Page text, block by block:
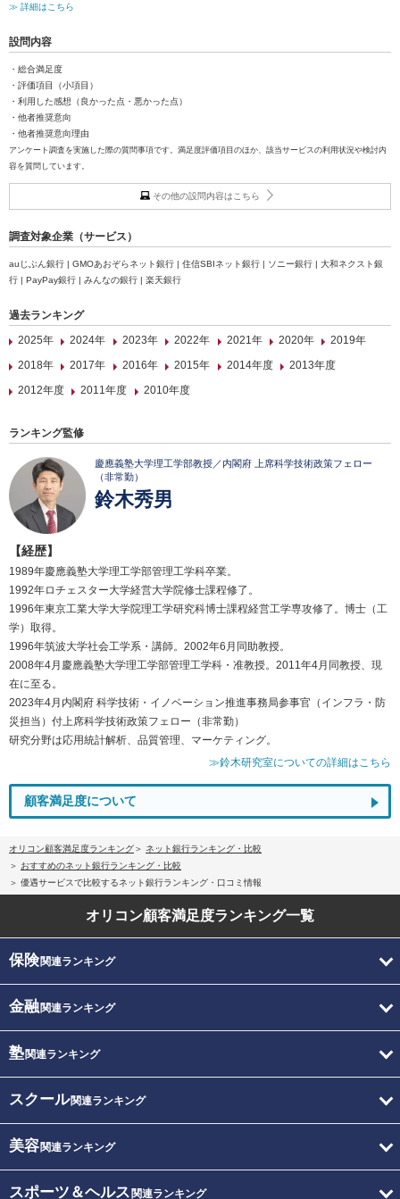
≫ 詳細はこちら
設問内容
・総合満足度
・評価項目（小項目）
・利用した感想（良かった点・悪かった点）
・他者推奨意向
・他者推奨意向理由
アンケート調査を実施した際の質問事項です。満足度評価項目のほか、該当サービスの利用状況や検討内
容を質問しています。
その他の設問内容はこちら
調査対象企業（サービス）
auじぶん銀行 | GMOあおぞらネット銀行 | 住信SBIネット銀行 | ソニー銀行 | 大和ネクスト銀
行 | PayPay銀行 | みんなの銀行 | 楽天銀行
過去ランキング
2025年
2024年 2023年 2022年 2021年 2020年
2019年
2018年
2017年 2016年 2015年 2014年度
2013年度
2012年度
2011年度 2010年度
ランキング監修
慶應義塾大学理工学部教授／内閣府 上席科学技術政策フェロー
（非常勤）
鈴木秀男
【経歴】
1989年慶應義塾大学理工学部管理工学科卒業。
1992年ロチェスター大学経営大学院修士課程修了。
1996年東京工業大学大学院理工学研究科博士課程経営工学専攻修了。博士（工
学）取得。
1996年筑波大学社会工学系・講師。2002年6月同助教授。
2008年4月慶應義塾大学理工学部管理工学科・准教授。2011年4月同教授、現
在に至る。
2023年4月内閣府 科学技術・イノベーション推進事務局参事官（インフラ・防
災担当）付上席科学技術政策フェロー（非常勤）
研究分野は応用統計解析、品質管理、マーケティング。
≫鈴木研究室についての詳細はこちら
顧客満足度について
オリコン顧客満足度ランキング
ネット銀行ランキング・比較
おすすめのネット銀行ランキング・比較
優遇サービスで比較するネット銀行ランキング・口コミ情報
オリコン顧客満足度ランキング一覧
保険関連ランキング
金融関連ランキング
塾関連ランキング
スクール関連ランキング
美容関連ランキング
スポーツ＆ヘルス 関連ランキング